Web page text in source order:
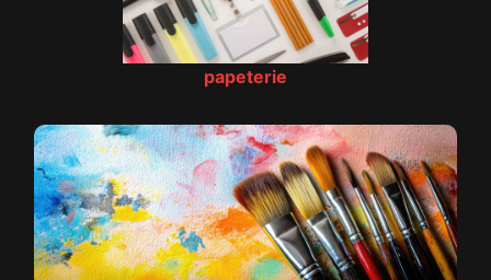
papeterie